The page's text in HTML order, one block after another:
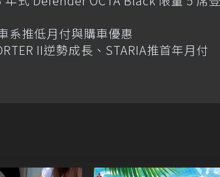
系推低月付與購車優惠
II逆勢成長、STARIA推首年月付